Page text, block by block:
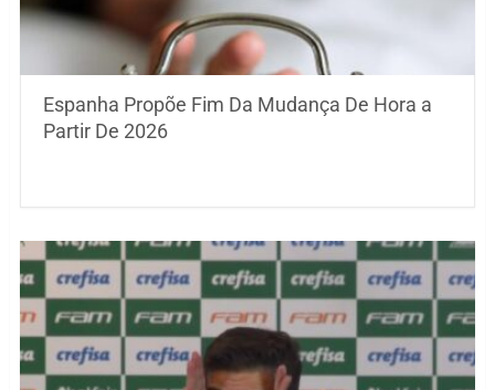
Espanha Propõe Fim Da Mudança De Hora a
Partir De 2026